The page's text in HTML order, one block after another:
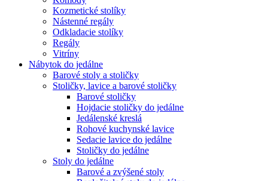
Kozmetické stolíky
Nástenné regály
Odkladacie stolíky
Regály
Vitríny
Nábytok do jedálne
Barové stoly a stoličky
Stoličky, lavice a barové stoličky
Barové stoličky
Hojdacie stoličky do jedálne
Jedálenské kreslá
Rohové kuchynské lavice
Sedacie lavice do jedálne
Stoličky do jedálne
Stoly do jedálne
Barové a zvýšené stoly